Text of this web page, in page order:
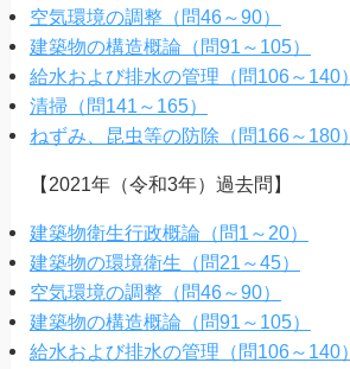
空気環境の調整（問46～90）
建築物の構造概論（問91～105）
給水および排水の管理（問106～140）
清掃（問141～165）
ねずみ、昆虫等の防除（問166～180）
【2021年（令和3年）過去問】
建築物衛生行政概論（問1～20）
建築物の環境衛生（問21～45）
空気環境の調整（問46～90）
建築物の構造概論（問91～105）
給水および排水の管理（問106～140）